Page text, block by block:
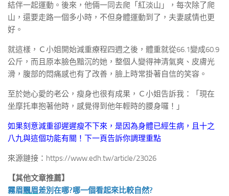
結伴一起運動。後來，他倆一同去爬「紅淡山」，每次除了爬
山，還要走路一個多小時，不但身體運動到了，夫妻感情也更
好。
就這樣，Ｃ小姐開始減重療程四週之後，體重就從66.1變成60.9
公斤，而且原本臉色黯沉的她，整個人變得神清氣爽、皮膚光
滑，腹部的悶痛感也有了改善，臉上時常掛著自信的笑容。
至於她心愛的老公，瘦身也很有成果，Ｃ小姐告訴我：「現在
坐摩托車抱著他時，感覺得到他年輕時的腰身囉！」
如果刻意減重卻遲遲瘦不下來，是因為身體已經生病，且十之
八九與這個功能有關！下一頁告訴你調理重點
來源鏈接：https://www.edh.tw/article/23026
【其他文章推薦】
霧眉飄眉差別在哪?哪一個看起來比較自然?